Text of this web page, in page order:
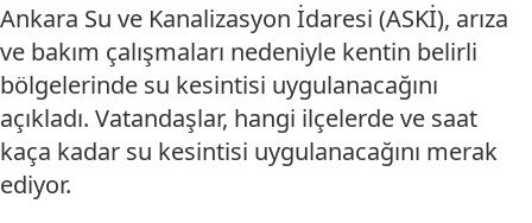
Ankara Su ve Kanalizasyon İdaresi (ASKİ), arıza
ve bakım çalışmaları nedeniyle kentin belirli
bölgelerinde su kesintisi uygulanacağını
açıkladı. Vatandaşlar, hangi ilçelerde ve saat
kaça kadar su kesintisi uygulanacağını merak
ediyor.